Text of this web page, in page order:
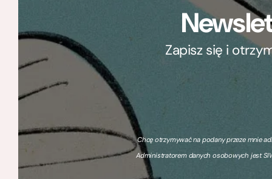
Zapisz się i
Chcę otrzymywać na podany przeze mnie
Administratorem danych osobowych jest